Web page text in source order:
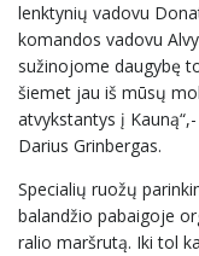
lenktynių vadovu
komandos vadovu
sužinojome daugybę
šiemet jau iš mūsų
atvykstantys į
Darius Grinbergas.
Specialių ruožų
balandžio pabaigoje
ralio maršrutą. Iki tol